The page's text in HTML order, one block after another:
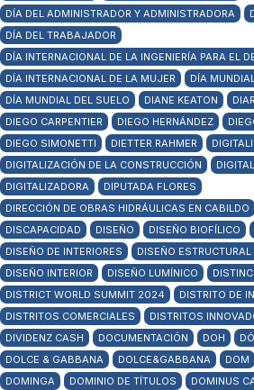
DÍA DEL ADMINISTRADOR Y ADMINISTRADORA
DÍA DEL TRABAJADOR
DÍA INTERNACIONAL DE LA INGENIERÍA PARA EL
DÍA INTERNACIONAL DE LA MUJER
DÍA
DÍA MUNDIAL DEL SUELO
DIANE KEATON
DIEGO CARPENTIER
DIEGO HERNÁNDEZ
DIEGO SIMONETTI
DIETTER RAHMER
DIGITALIZACIÓN DE LA CONSTRUCCIÓN
DIGITALIZADORA
DIPUTADA FLORES
DIRECCIÓN DE OBRAS HIDRÁULICAS EN CABILDO
DISCAPACIDAD
DISEÑO DISEÑO BIOFÍLICO
DISEÑO DE INTERIORES
DISEÑO
DISEÑO INTERIOR
DISEÑO LUMÍNICO
DISTRICT WORLD SUMMIT 2024
DISTRITO DE
DISTRITOS COMERCIALES
DISTRITOS
DIVIDENZ CASH
DOCUMENTACIÓN DOH
DOLCE & GABBANA
DOLCE&GABBANA DOM
DOMINGA
DOMINIO DE TÍTULOS DOMINUS